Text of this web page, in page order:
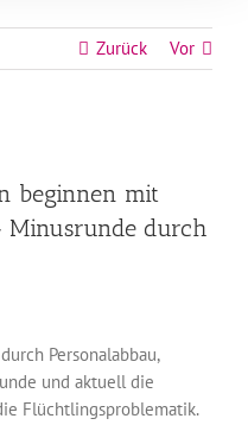
Zurück Vor
beginnen mit
Minusrunde durch
Personalabbau,
und aktuell die
Flüchtlingsproblematik.